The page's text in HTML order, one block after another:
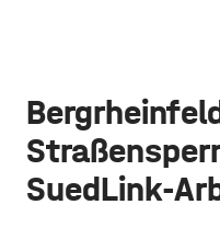
SuedLink-